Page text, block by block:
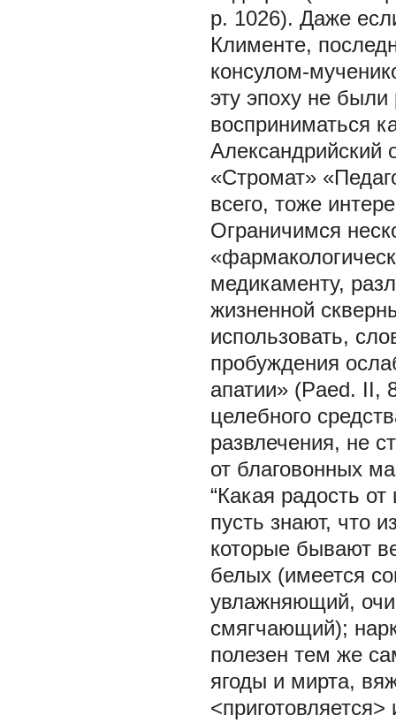
p. 1026). Даже
Клименте,
консулом-
эту эпоху не
восприниматься
Александрийский
«Стромат»
всего, тоже
Ограничимся
медикаменту,
жизненной
использовать,
пробуждения
апатии» (Paed. II,
целебного
развлечения, не
от благовонных
“Какая радость
пусть знают, что
которые бывают
белых (имеется
увлажняющий,
смягчающий);
полезен тем же
ягоды и мирта,